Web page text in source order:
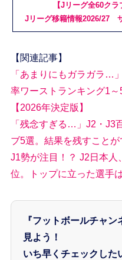
【Jリーグ全60ク
Jリーグ移籍情報2026/27
【関連記事】
「あまりにもガラガラ…
率ワーストランキング1
【2026年決定版】
「残念すぎる…」J2・J3
ブ5選。結果を残すこと
J1勢が注目！？ J2日本
位。トップに立った選手
『フットボールチャ
見よう！
いち早くチェックした